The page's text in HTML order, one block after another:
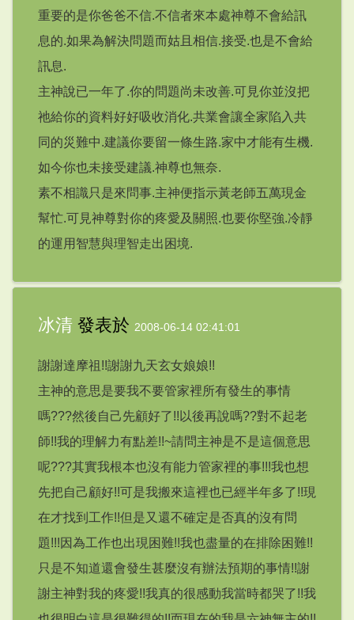
重要的是你爸爸不信.不信者來本處神尊不會給訊
息的.如果為解決問題而姑且相信.接受.也是不會給
訊息.
主神說已一年了.你的問題尚未改善.可見你並沒把
祂給你的資料好好吸收消化.共業會讓全家陷入共
同的災難中.建議你要留一條生路.家中才能有生機.
如今你也未接受建議.神尊也無奈.
素不相識只是來問事.主神便指示黃老師五萬現金
幫忙.可見神尊對你的疼愛及關照.也要你堅強.冷靜
的運用智慧與理智走出困境.
冰清 發表於 2008-06-14 02:41:01
謝謝達摩祖!!謝謝九天玄女娘娘!!
主神的意思是要我不要管家裡所有發生的事情
嗎???然後自己先顧好了!!以後再說嗎??對不起老
師!!我的理解力有點差!!~請問主神是不是這個意思
呢???其實我根本也沒有能力管家裡的事!!!我也想
先把自己顧好!!可是我搬來這裡也已經半年多了!!現
在才找到工作!!但是又還不確定是否真的沒有問
題!!!因為工作也出現困難!!我也盡量的在排除困難!!
只是不知道還會發生甚麼沒有辦法預期的事情!!謝
謝主神對我的疼愛!!我真的很感動我當時都哭了!!我